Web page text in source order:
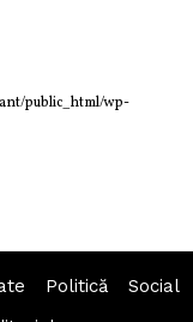
public_html/wp-
Politică
Social